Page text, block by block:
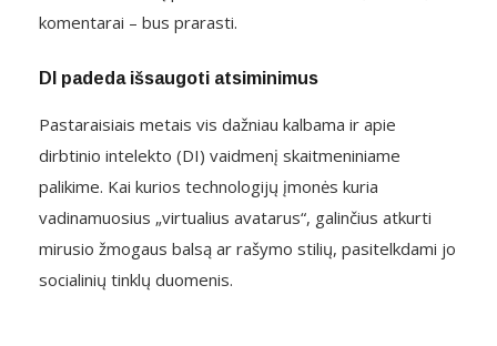
komentarai – bus prarasti.
DI padeda išsaugoti atsiminimus
Pastaraisiais metais vis dažniau kalbama ir apie
dirbtinio intelekto (DI) vaidmenį skaitmeniniame
palikime. Kai kurios technologijų įmonės kuria
vadinamuosius „virtualius avatarus“, galinčius atkurti
mirusio žmogaus balsą ar rašymo stilių, pasitelkdami jo
socialinių tinklų duomenis.